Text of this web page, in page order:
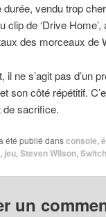
vendu trop
clip de ‘Drive
des morceaux de
il ne s’agit pas d’un
son côté répétitif.
de sacrifice.
été publié dansconsole,
, jeu, Steven Wilson, Switch
un